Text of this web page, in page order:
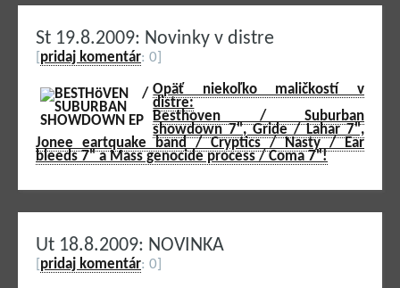
St 19.8.2009: Novinky v distre
pridaj komentár: 0]
Opäť niekoľko maličkostí v
distre:
Besthoven / Suburban
showdown 7", Gride / Lahar 7",
Jonee eartquake band / Cryptics / Nasty / Ear
bleeds 7" a Mass genocide process / Coma 7"!
Ut 18.8.2009: NOVINKA
pridaj komentár: 0]